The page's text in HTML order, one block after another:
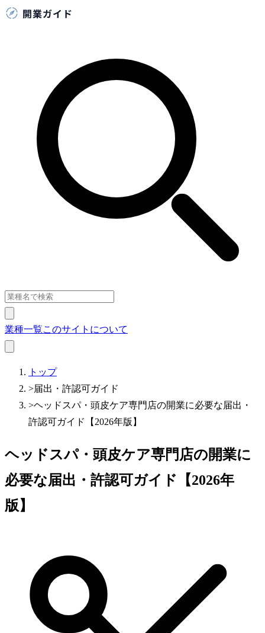
業種一覧このサイトについて
トップ
>届出・許認可ガイド
>ヘッドスパ・頭皮ケア専門店の開業に必要な届出・
許認可ガイド【2026年版】
ヘッドスパ・頭皮ケア専門店の開業に
必要な届出・許認可ガイド【2026年
版】